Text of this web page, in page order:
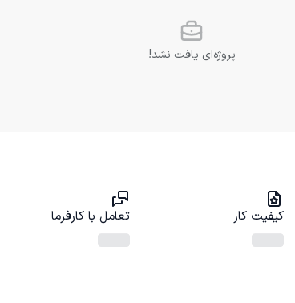
پروژه‌ای یافت نشد!
کیفیت کار تعامل با کارفرما